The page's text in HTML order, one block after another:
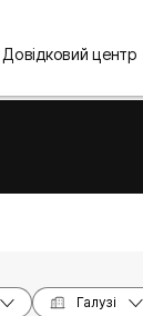
Довідковий центр
Галузі